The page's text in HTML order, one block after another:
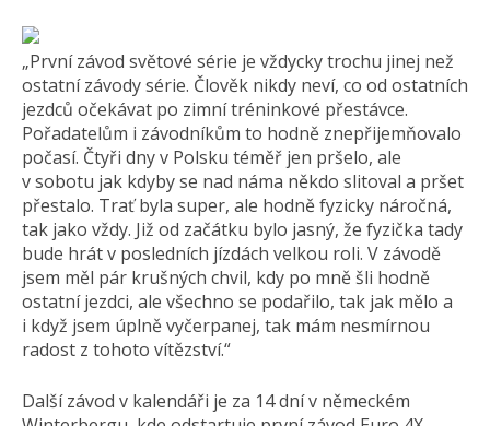
„První závod světové série je vždycky trochu jinej než
ostatní závody série. Člověk nikdy neví, co od ostatních
jezdců očekávat po zimní tréninkové přestávce.
Pořadatelům i závodníkům to hodně znepřijemňovalo
počasí. Čtyři dny v Polsku téměř jen pršelo, ale
v sobotu jak kdyby se nad náma někdo slitoval a pršet
přestalo. Trať byla super, ale hodně fyzicky náročná,
tak jako vždy. Již od začátku bylo jasný, že fyzička tady
bude hrát v posledních jízdách velkou roli. V závodě
jsem měl pár krušných chvil, kdy po mně šli hodně
ostatní jezdci, ale všechno se podařilo, tak jak mělo a
i když jsem úplně vyčerpanej, tak mám nesmírnou
radost z tohoto vítězství.“
Další závod v kalendáři je za 14 dní v německém